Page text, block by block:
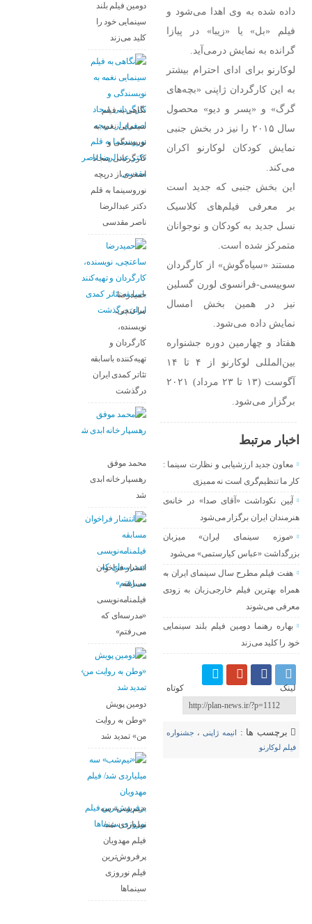
داده شده به وی اهدا می‌شود و
فیلم «بل» یا «زیبا» در پیازا
گرانده به نمایش درمی‌آید.
لوکارنو برای ادای احترام بیشتر
به این کارگردان ژاپنی «بچه‌های
گرگ» و «پسر و دیو» محصول
سال ۲۰۱۵ را نیز در بخش جنبی
نمایش کودکان لوکارنو اکران
می‌کند.
این بخش جنبی که جدید است
بر معرفی فیلم‌های کلاسیک
نسل جدید به کودکان و نوجوانان
متمرکز شده است.
مستند «سیاه‌گوش» از کارگردان
سوییسی-فرانسوی لورن گسلین
نیز در همین بخش امسال
نمایش داده می‌شود.
هفتاد و چهارمین دوره جشنواره
بین‌المللی لوکارنو از ۴ تا ۱۴
آگوست (۱۳ تا ۲۳ مرداد) ۲۰۲۱
برگزار می‌شود.
اخبار مرتبط
معاون جدید ارزشیابی و نظارت سینما :
کار ما تنظیم‌گری است نه ممیزی
آیین نکوداشت «آقای صدا» در خانه‌ی
هنرمندان ایران برگزار می‌شود
«موزه سینمای ایران» میزبان
بزرگداشت «عباس کیارستمی» می‌شود
هفت فیلم مطرح سال سینمای ایران به
همراه بهترین فیلم خارجی‌زبان به زودی
معرفی می‌شوند
بهاره رهنما دومین فیلم بلند سینمایی
خود را کلید می‌زند
لینک کوتاه
برچسب ها : انیمه ژاپنی، جشنواره
فیلم لوکارنو
دومین فیلم بلند
سینمایی خود را
کلید می‌زند
نگاهی به فیلم
سینمایی نغمه به
نویسندگی و
کارگردانی سجاد
اصغری از دریچه
نوروسینما به قلم
دکتر عبدالرضا
ناصر مقدسی
حمیدرضا
ساعتچی،
نویسنده،
کارگردان و
تهیه‌کننده باسابقه
تئاتر کمدی ایران
درگذشت
محمد موفق
رهسپار خانه ابدی
شد
انتشار فراخوان
مسابقه
فیلمنامه‌نویسی
«مدرسه‌ای که
می‌رفتم»
دومین پویش
«وطن به روایت
من» تمدید شد
«نیم‌شب» سه
میلیاردی شد/
فیلم مهدویان
پرفروش‌ترین
فیلم نوروزی
سینماها